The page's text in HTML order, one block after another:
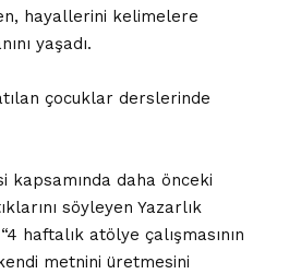
hayallerini kelimelere
yaşadı.
çocuklar derslerinde
kapsamında daha önceki
söyleyen Yazarlık
haftalık atölye çalışmasının
metnini üretmesini